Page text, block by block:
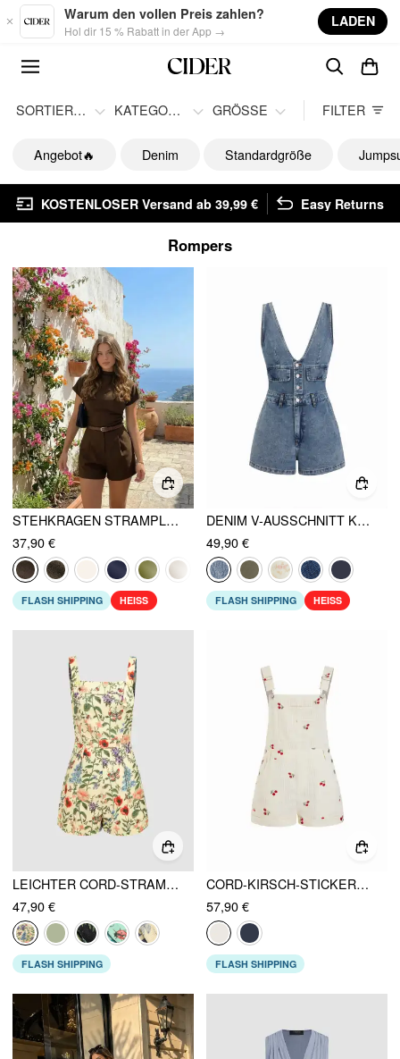
Skip to main content
Warum den vollen Preis zahlen?
Hol dir 15 % Rabatt in der App →
LADEN
SORTIEREN KATEGORIE GRÖSSE FILTER
Angebot🔥 Denim Standardgröße
KOSTENLOSER Versand ab 39,99 € Easy Returns
Rompers
STEHKRAGEN STRAMPLER MIT GÜRTEL
37,90 €
FLASH SHIPPING HEISS
DENIM V-AUSSCHNITT KNOPFLEISTE METALLDETAIL OVERALL
49,90 €
FLASH SHIPPING HEISS
LEICHTER CORD-STRAMPLER MIT BLUMENPRINT UND KNÖPFEN
47,90 €
FLASH SHIPPING
CORD-KIRSCH-STICKEREI-SCHNALLEN-STRAMPLER
57,90 €
FLASH SHIPPING